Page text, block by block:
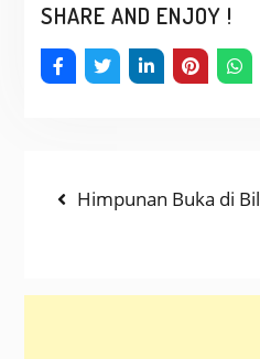
SHARE AND ENJOY !
NAVIGASI
Previous
Himpunan Buka di